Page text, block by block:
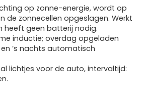
op zonne-energie, wordt op
de zonnecellen opgeslagen. Werkt
heeft geen batterij nodig.
inductie; overdag opgeladen
’s nachts automatisch
lichtjes voor de auto, intervaltijd: